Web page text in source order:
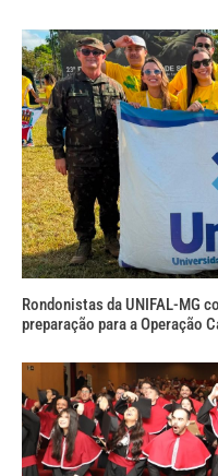
Rondonistas da UNIFAL-MG
preparação para a Operação